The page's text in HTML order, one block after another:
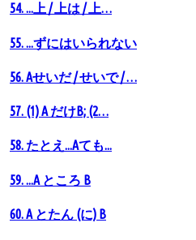
54. ...上 / 上は / 上…
55. ...ずにはいられない
56. Аせいだ / せいで / …
57. (1) A だけB; (2…
58. たとえ...Aても...
59. ...A ところ B
60. A とたん (に) B